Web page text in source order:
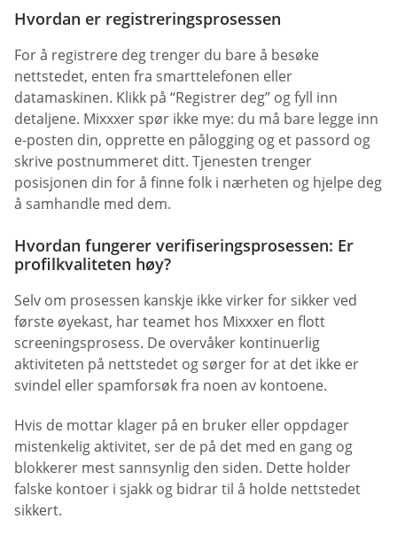
Hvordan er registreringsprosessen
For å registrere deg trenger du bare å besøke
nettstedet, enten fra smarttelefonen eller
datamaskinen. Klikk på “Registrer deg” og fyll inn
detaljene. Mixxxer spør ikke mye: du må bare legge inn
e-posten din, opprette en pålogging og et passord og
skrive postnummeret ditt. Tjenesten trenger
posisjonen din for å finne folk i nærheten og hjelpe deg
å samhandle med dem.
Hvordan fungerer verifiseringsprosessen: Er
profilkvaliteten høy?
Selv om prosessen kanskje ikke virker for sikker ved
første øyekast, har teamet hos Mixxxer en flott
screeningsprosess. De overvåker kontinuerlig
aktiviteten på nettstedet og sørger for at det ikke er
svindel eller spamforsøk fra noen av kontoene.
Hvis de mottar klager på en bruker eller oppdager
mistenkelig aktivitet, ser de på det med en gang og
blokkerer mest sannsynlig den siden. Dette holder
falske kontoer i sjakk og bidrar til å holde nettstedet
sikkert.